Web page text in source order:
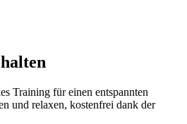
Training für einen entspannten
und relaxen, kostenfrei dank der